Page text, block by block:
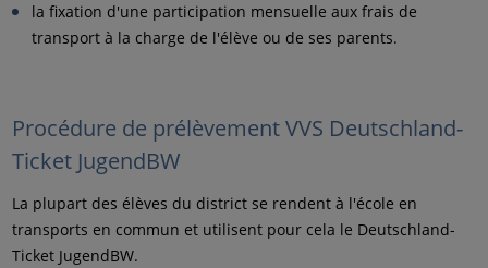
la fixation d'une participation mensuelle aux frais de
transport à la charge de l'élève ou de ses parents.
Procédure de prélèvement VVS Deutschland-
Ticket JugendBW
La plupart des élèves du district se rendent à l'école en
transports en commun et utilisent pour cela le Deutschland-
Ticket JugendBW.